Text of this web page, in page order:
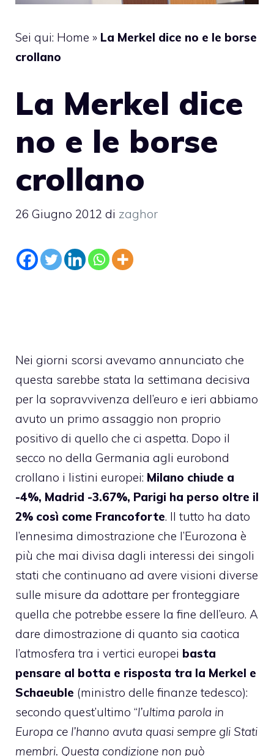
Sei qui: Home » La Merkel dice no e le borse
crollano
La Merkel dice
no e le borse
crollano
26 Giugno 2012 di zaghor
Nei giorni scorsi avevamo annunciato che
questa sarebbe stata la settimana decisiva
per la sopravvivenza dell’euro e ieri abbiamo
avuto un primo assaggio non proprio
positivo di quello che ci aspetta. Dopo il
secco no della Germania agli eurobond
crollano i listini europei: Milano chiude a
-4%, Madrid -3.67%, Parigi ha perso oltre il
2% così come Francoforte. Il tutto ha dato
l’ennesima dimostrazione che l’Eurozona è
più che mai divisa dagli interessi dei singoli
stati che continuano ad avere visioni diverse
sulle misure da adottare per fronteggiare
quella che potrebbe essere la fine dell’euro. A
dare dimostrazione di quanto sia caotica
l’atmosfera tra i vertici europei basta
pensare al botta e risposta tra la Merkel e
Schaeuble (ministro delle finanze tedesco):
secondo quest’ultimo “l’ultima parola in
Europa ce l’hanno avuta quasi sempre gli Stati
membri. Questa condizione non può